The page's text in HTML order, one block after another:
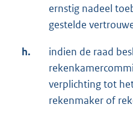
ernstig nadeel
gestelde
h.
indien de raad
verplichting tot
rekenmaker of